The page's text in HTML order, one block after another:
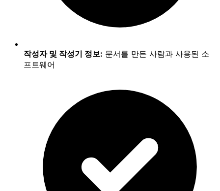
작성자 및 작성기 정보: 문서를 만든 사람과 사용된 소
프트웨어